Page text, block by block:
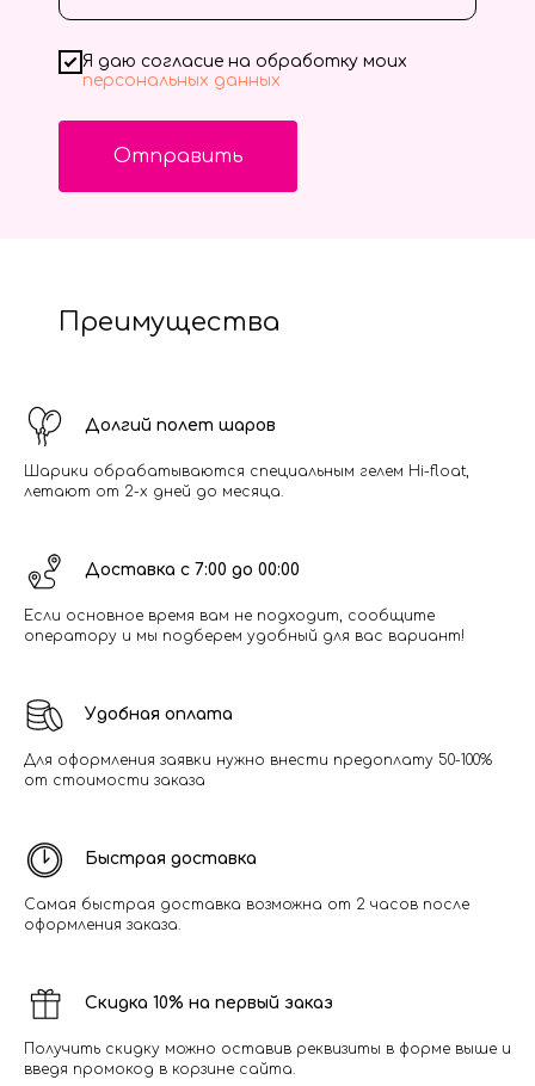
Я даю согласие на обработку моих
персональных данных
Отправить
Преимущества
Долгий полет шаров
Шарики обрабатываются специальным гелем Hi-float,
летают от 2-х дней до месяца.
Доставка с 7:00 до 00:00
Если основное время вам не подходит, сообщите
оператору и мы подберем удобный для вас вариант!
Удобная оплата
Для оформления заявки нужно внести предоплату 50-100%
от стоимости заказа
Быстрая доставка
Самая быстрая доставка возможна от 2 часов после
оформления заказа.
Скидка 10% на первый заказ
Получить скидку можно оставив реквизиты в форме выше и
введя промокод в корзине сайта.